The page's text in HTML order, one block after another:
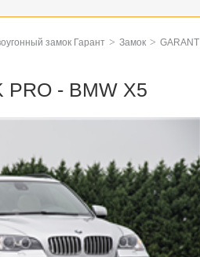
замок Гарант > Замок > GARANT
PRO - BMW X5